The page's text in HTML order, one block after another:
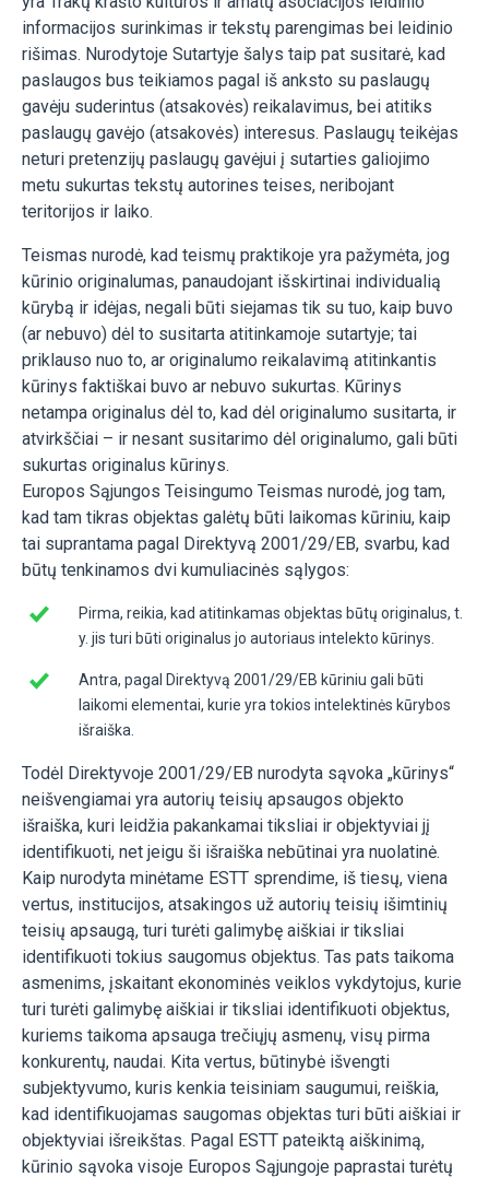
informacijos surinkimas ir tekstų parengimas bei leidinio
rišimas. Nurodytoje Sutartyje šalys taip pat susitarė, kad
paslaugos bus teikiamos pagal iš anksto su paslaugų
gavėju suderintus (atsakovės) reikalavimus, bei atitiks
paslaugų gavėjo (atsakovės) interesus. Paslaugų teikėjas
neturi pretenzijų paslaugų gavėjui į sutarties galiojimo
metu sukurtas tekstų autorines teises, neribojant
teritorijos ir laiko.
Teismas nurodė, kad teismų praktikoje yra pažymėta, jog
kūrinio originalumas, panaudojant išskirtinai individualią
kūrybą ir idėjas, negali būti siejamas tik su tuo, kaip buvo
(ar nebuvo) dėl to susitarta atitinkamoje sutartyje; tai
priklauso nuo to, ar originalumo reikalavimą atitinkantis
kūrinys faktiškai buvo ar nebuvo sukurtas. Kūrinys
netampa originalus dėl to, kad dėl originalumo susitarta, ir
atvirkščiai – ir nesant susitarimo dėl originalumo, gali būti
sukurtas originalus kūrinys.
Europos Sąjungos Teisingumo Teismas nurodė, jog tam,
kad tam tikras objektas galėtų būti laikomas kūriniu, kaip
tai suprantama pagal Direktyvą 2001/29/EB, svarbu, kad
būtų tenkinamos dvi kumuliacinės sąlygos:
Pirma, reikia, kad atitinkamas objektas būtų originalus, t.
y. jis turi būti originalus jo autoriaus intelekto kūrinys.
Antra, pagal Direktyvą 2001/29/EB kūriniu gali būti
laikomi elementai, kurie yra tokios intelektinės kūrybos
išraiška.
Todėl Direktyvoje 2001/29/EB nurodyta sąvoka „kūrinys“
neišvengiamai yra autorių teisių apsaugos objekto
išraiška, kuri leidžia pakankamai tiksliai ir objektyviai jį
identifikuoti, net jeigu ši išraiška nebūtinai yra nuolatinė.
Kaip nurodyta minėtame ESTT sprendime, iš tiesų, viena
vertus, institucijos, atsakingos už autorių teisių išimtinių
teisių apsaugą, turi turėti galimybę aiškiai ir tiksliai
identifikuoti tokius saugomus objektus. Tas pats taikoma
asmenims, įskaitant ekonominės veiklos vykdytojus, kurie
turi turėti galimybę aiškiai ir tiksliai identifikuoti objektus,
kuriems taikoma apsauga trečiųjų asmenų, visų pirma
konkurentų, naudai. Kita vertus, būtinybė išvengti
subjektyvumo, kuris kenkia teisiniam saugumui, reiškia,
kad identifikuojamas saugomas objektas turi būti aiškiai ir
objektyviai išreikštas. Pagal ESTT pateiktą aiškinimą,
kūrinio sąvoka visoje Europos Sąjungoje paprastai turėtų